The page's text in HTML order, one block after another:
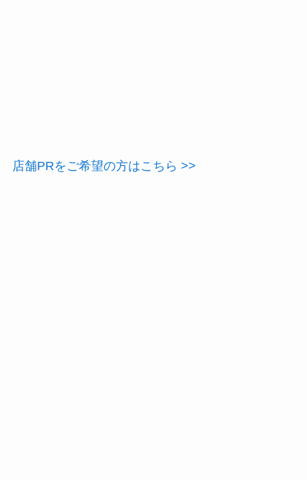
店舗PRをご希望の方はこちら >>